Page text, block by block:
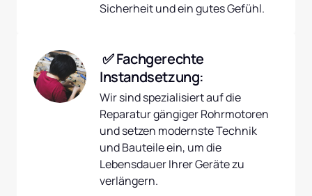
Sicherheit und ein gutes Gefühl.
Instandsetzung:
Wir sind spezialisiert auf die
Reparatur gängiger Rohrmotoren
und setzen modernste Technik
und Bauteile ein, um die
Lebensdauer Ihrer Geräte zu
verlängern.